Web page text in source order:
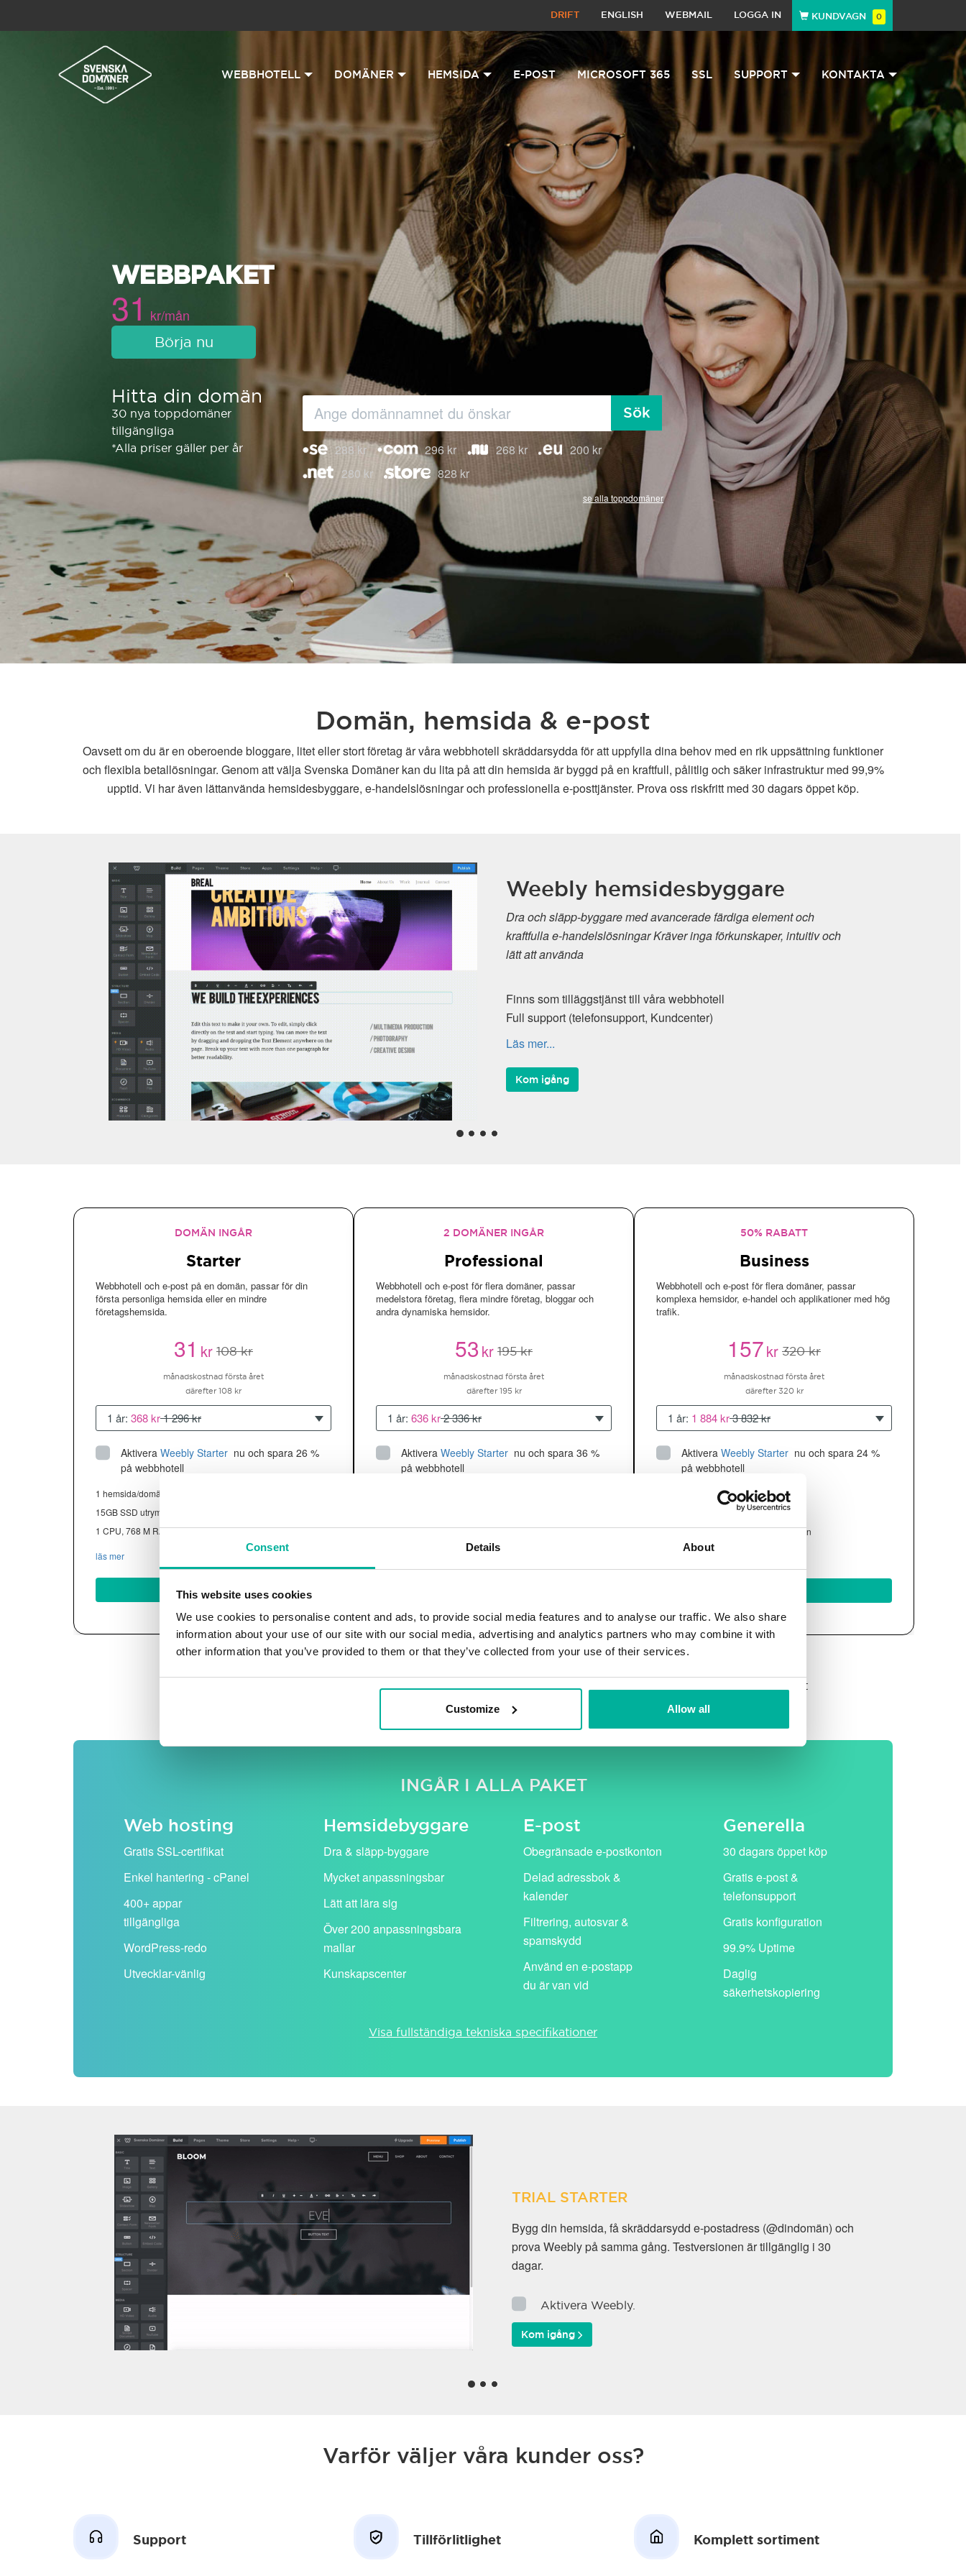
Consent Details About
This website uses cookies
We use cookies to personalise content and ads, to provide social media features and to analyse our traffic. We also share
information about your use of our site with our social media, advertising and analytics partners who may combine it with
other information that you’ve provided to them or that they’ve collected from your use of their services.
Customize Allow all
DRIFT ENGLISH WEBMAIL LOGGA IN KUNDVAGN 0
WEBBHOTELL DOMÄNER HEMSIDA E-POST MICROSOFT 365 SSL SUPPORT KONTAKTA
WEBBPAKET
31 kr/mån
Börja nu
Hitta din domän
30 nya toppdomäner
tillgängliga
*Alla priser gäller per år
Sök
288 kr 296 kr 268 kr
200 kr
280 kr
828 kr
se alla toppdomäner
Domän, hemsida & e-post
Oavsett om du är en oberoende bloggare, litet eller stort företag är våra webbhotell skräddarsydda för att uppfylla dina behov med en rik uppsättning funktioner
och flexibla betallösningar. Genom att välja Svenska Domäner kan du lita på att din hemsida är byggd på en kraftfull, pålitlig och säker infrastruktur med 99,9%
upptid. Vi har även lättanvända hemsidesbyggare, e-handelslösningar och professionella e-posttjänster. Prova oss riskfritt med 30 dagars öppet köp.
Weebly hemsidesbyggare
Dra och släpp-byggare med avancerade färdiga element och
kraftfulla e-handelslösningar Kräver inga förkunskaper, intuitiv och
lätt att använda
Finns som tilläggstjänst till våra webbhotell
Full support (telefonsupport, Kundcenter)
Läs mer...
Kom igång
DOMÄN INGÅR
Starter
Webbhotell och e-post på en domän, passar för din
första personliga hemsida eller en mindre
företagshemsida.
31kr 108 kr
månadskostnad första året
därefter 108 kr
1 år: 368 kr1 296 kr
Aktivera Weebly Starter nu och spara 26 %
på webbhotell
1 hemsida/domän
15GB SSD utrymme
1 CPU, 768 M RAM ~13K besökare/mån
läs mer
Köp nu
2 DOMÄNER INGÅR
Professional
Webbhotell och e-post för flera domäner, passar
medelstora företag, flera mindre företag, bloggar och
andra dynamiska hemsidor.
53kr 195 kr
månadskostnad första året
därefter 195 kr
1 år: 636 kr2 336 kr
Aktivera Weebly Starter nu och spara 36 %
på webbhotell
2 CPU, 2GB RAM ~60K besökare/mån
50% RABATT
Business
Webbhotell och e-post för flera domäner, passar
komplexa hemsidor, e-handel och applikationer med hög
trafik.
157kr 320 kr
månadskostnad första året
därefter 320 kr
1 år: 1 884 kr3 832 kr
Aktivera Weebly Starter nu och spara 24 %
på webbhotell
Upp till 10 hemsidor/domäner
utrymme
4 CPU, 4GB RAM ~200K besökare/mån
Alla priser visas exklusive moms. Våra kampanjpriser (i rosa) gäller för det första året, därefter ersätts de av vårt
standardpris (visas med genomstruken text).
INGÅR I ALLA PAKET
Web hosting
Gratis SSL-certifikat
Enkel hantering - cPanel
400+ appar
tillgängliga
WordPress-redo
Utvecklar-vänlig
Hemside­byggare
Dra & släpp-byggare
Mycket anpassningsbar
Lätt att lära sig
Över 200 anpassningsbara
mallar
Kunskapscenter
E-post
Obegränsade e-postkonton
Delad adressbok &
kalender
Filtrering, autosvar &
spamskydd
Använd en e-postapp
du är van vid
Generella
30 dagars öppet köp
Gratis e-post &
telefonsupport
Gratis konfiguration
99.9% Uptime
Daglig
säkerhetskopiering
Visa fullständiga tekniska specifikationer
TRIAL STARTER
Bygg din hemsida, få skräddarsydd e-postadress (@dindomän) och
prova Weebly på samma gång. Testversionen är tillgänglig i 30
dagar.
Aktivera Weebly.
Kom igång
Varför väljer våra kunder oss?
Support Tillförlitlighet Komplett sortiment